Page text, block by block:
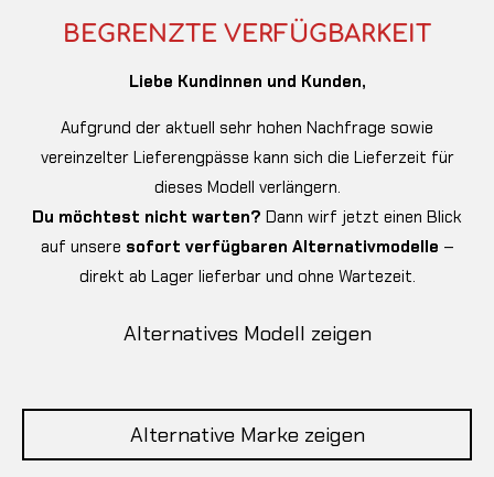
BEGRENZTE VERFÜGBARKEIT
Liebe Kundinnen und Kunden,
Aufgrund der aktuell sehr hohen Nachfrage sowie
vereinzelter Lieferengpässe kann sich die Lieferzeit für
dieses Modell verlängern.
Du möchtest nicht warten? Dann wirf jetzt einen Blick
auf unsere sofort verfügbaren Alternativmodelle –
direkt ab Lager lieferbar und ohne Wartezeit.
Alternatives Modell zeigen
Alternative Marke zeigen